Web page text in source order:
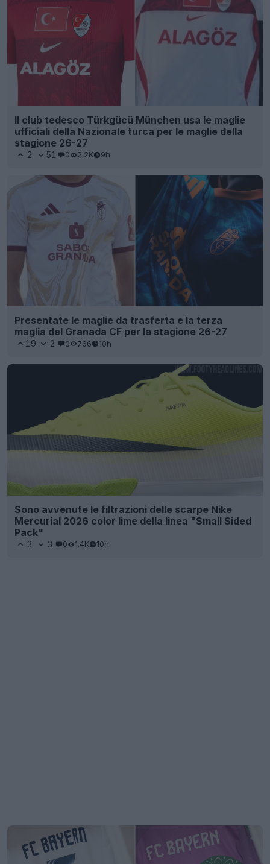
Il club tedesco Türkgücü München usa le maglie
ufficiali della Nazionale turca per le maglie della
stagione 26-27
2 51 0 2.2K 9h
Presentate le maglie da trasferta e la terza
maglia del Granada CF per la stagione 26-27
19 2 0 766 10h
Sono avvenute le filtrazioni delle scarpe Nike
Mercurial 2026 color lime della linea "Small Sided
Pack"
3 3 0 1.4K 10h